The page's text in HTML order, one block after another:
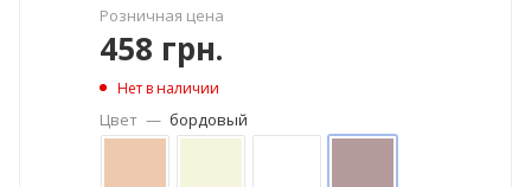
Розничная цена
458 грн.
Нет в наличии
Цвет — бордовый